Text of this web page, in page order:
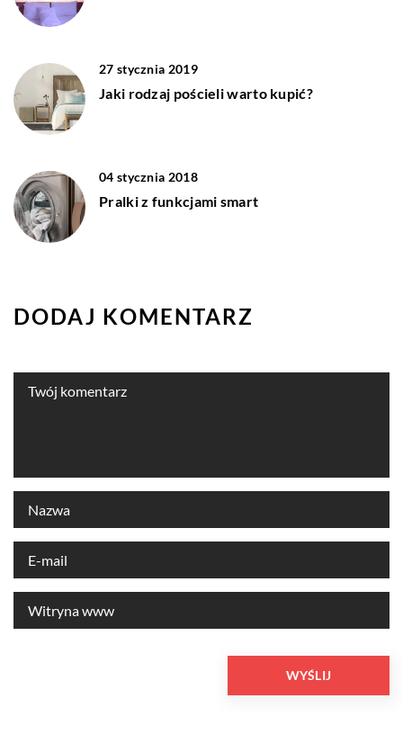
27 stycznia 2019
Jaki rodzaj pościeli warto kupić?
04 stycznia 2018
Pralki z funkcjami smart
DODAJ KOMENTARZ